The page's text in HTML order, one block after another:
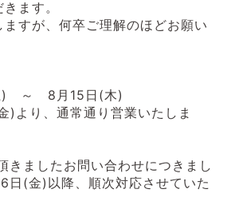
ます。
すが、何卒ご理解のほどお願い
) ～ 8月15日(木)
より、通常通り営業いたしま
きましたお問い合わせにつきまし
日(金)以降、順次対応させていた